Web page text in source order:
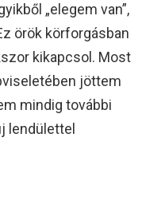
„elegem van”,
örök körforgásban
kikapcsol. Most
jöttem
mindig további
lendülettel